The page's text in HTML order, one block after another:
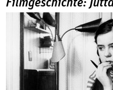
Filmgeschichte: